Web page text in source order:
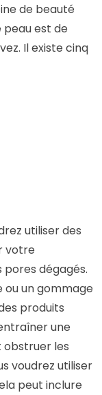
de beauté
est de
Il existe cinq
utiliser des
votre
dégagés.
ou un gommage
produits
une
obstruer les
voudrez utiliser
peut inclure